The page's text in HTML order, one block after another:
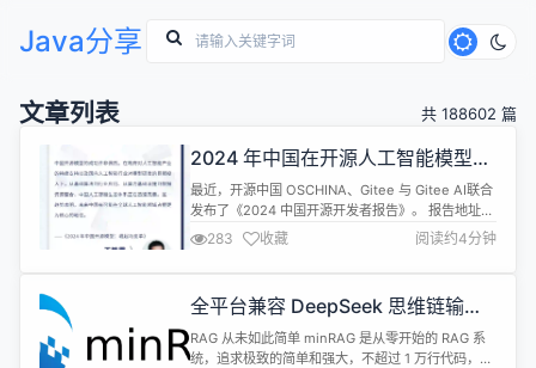
Java分享
文章列表 共 188602 篇
2024 年中国在开源人工智能模型领
域的崛起和变革
最近，开源中国 OSCHINA、Gitee 与 Gitee AI联合
发布了《2024 中国开源开发者报告》。 报告地址：
2024 中国开源开发者报告.pdf 报告聚焦 AI 大模型
领域，对过去一年的技术演进动态、技术趋势、以及
开源开发者生态数据进行多方位的总结和梳理。 在第
Face 工程师 Ti...
283 收藏 阅读约4分钟
全平台兼容 DeepSeek 思维链输出 |
minRAG v0.0.6 发布
RAG 从未如此简单 minRAG 是从零开始的 RAG 系
统，追求极致的简单和强大，不超过 1 万行代码，无